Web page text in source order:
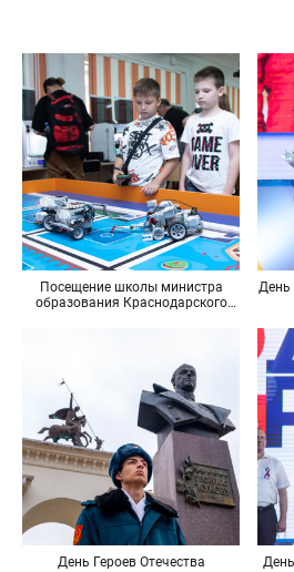
Посещение школы министра
образования Краснодарского
День
День Героев Отечества